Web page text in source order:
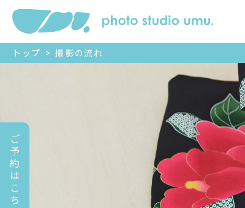
ご
予
約
は
こ
ち
トップ > 撮影の流れ